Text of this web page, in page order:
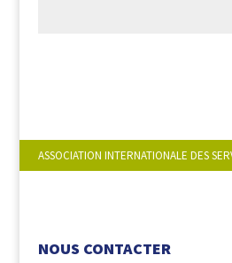
ASSOCIATION INTERNATIONALE DES
NOUS CONTACTER